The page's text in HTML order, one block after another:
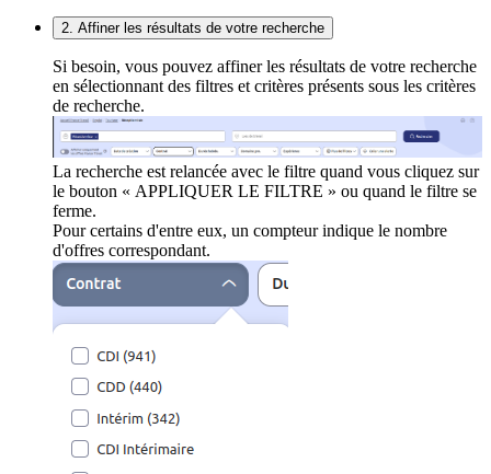
2. Affiner les résultats de votre recherche
Si besoin, vous pouvez affiner les résultats de votre recherche
en sélectionnant des filtres et critères présents sous les critères
de recherche.
La recherche est relancée avec le filtre quand vous cliquez sur
le bouton « APPLIQUER LE FILTRE » ou quand le filtre se
ferme.
Pour certains d'entre eux, un compteur indique le nombre
d'offres correspondant.